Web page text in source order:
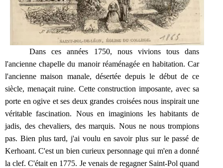
Dans ces années 1750, nous vivions tous dans
l'ancienne chapelle du manoir réaménagée en habitation. Car
l'ancienne maison manale, désertée depuis le début de ce
siècle, menaçait ruine. Cette construction imposante, avec sa
porte en ogive et ses deux grandes croisées nous inspirait une
véritable fascination. Nous en imaginions les habitants de
jadis, des chevaliers, des marquis. Nous ne nous trompions
pas. Bien plus tard, j'ai voulu en savoir plus sur le passé de
Kerhoant. C'est un bien curieux personnage qui m'en a donné
la clef. C'était en 1775. Je venais de regagner Saint-Pol quand